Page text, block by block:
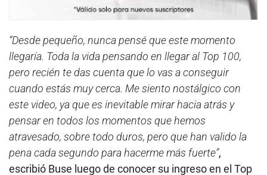
“Desde pequeño, nunca pensé que este momento
llegaría. Toda la vida pensando en llegar al Top 100,
pero recién te das cuenta que lo vas a conseguir
cuando estás muy cerca. Me siento nostálgico con
este video, ya que es inevitable mirar hacia atrás y
pensar en todos los momentos que hemos
atravesado, sobre todo duros, pero que han valido la
pena cada segundo para hacerme más fuerte”,
escribió Buse luego de conocer su ingreso en el Top